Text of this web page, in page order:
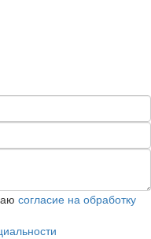
согласие на обработку